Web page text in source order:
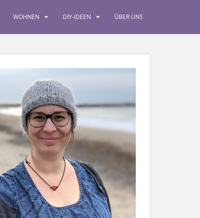
WOHNEN DIY-IDEEN ÜBER UNS